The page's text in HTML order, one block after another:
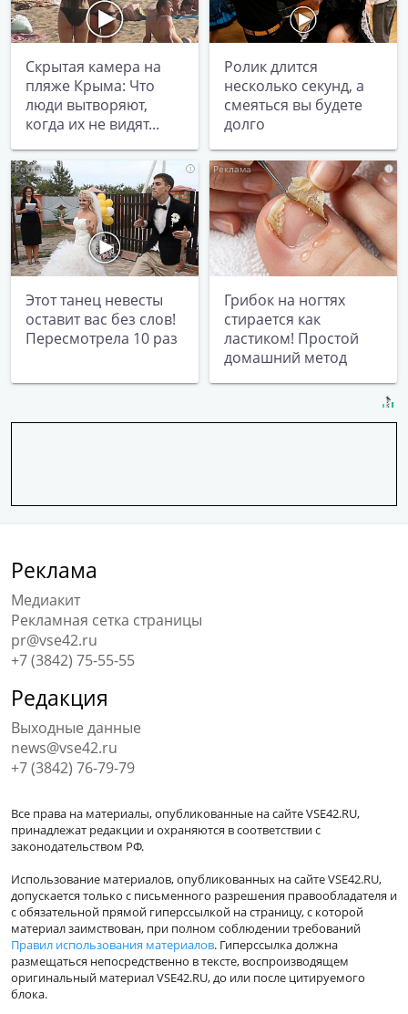
Скрытая камера на
пляже Крыма: Что
люди вытворяют,
когда их не видят...
Ролик длится
несколько секунд, а
смеяться вы будете
долго
i
Этот танец невесты
оставит вас без слов!
Пересмотрела 10 раз
i
Грибок на ногтях
стирается как
ластиком! Простой
домашний метод
Реклама
Медиакит
Рекламная сетка страницы
pr@vse42.ru
+7 (3842) 75-55-55
Редакция
Выходные данные
news@vse42.ru
+7 (3842) 76-79-79
Все права на материалы, опубликованные на сайте VSE42.RU,
принадлежат редакции и охраняются в соответствии с
законодательством РФ.
Использование материалов, опубликованных на сайте VSE42.RU,
допускается только с письменного разрешения правообладателя и
с обязательной прямой гиперссылкой на страницу, с которой
материал заимствован, при полном соблюдении требований
Правил использования материалов. Гиперссылка должна
размещаться непосредственно в тексте, воспроизводящем
оригинальный материал VSE42.RU, до или после цитируемого
блока.